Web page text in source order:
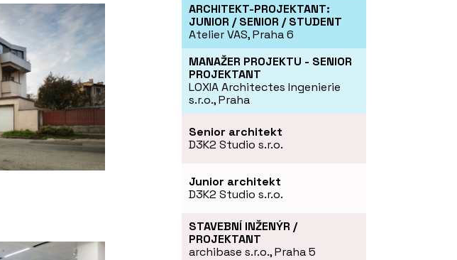
ARCHITEKT-PROJEKTANT:
JUNIOR / SENIOR / STUDENT
Atelier VAS, Praha 6
MANAŽER PROJEKTU - SENIOR
PROJEKTANT
LOXIA Architectes Ingenierie
s.r.o., Praha
Senior architekt
D3K2 Studio s.r.o.
Junior architekt
D3K2 Studio s.r.o.
STAVEBNÍ INŽENÝR /
PROJEKTANT
archibase s.r.o., Praha 5